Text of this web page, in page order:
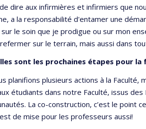
dire aux infirmières et infirmiers que
a la responsabilité d'entamer une
le soin que je prodigue ou sur mon
sur le terrain, mais aussi dans
sont les prochaines étapes pour
planifions plusieurs actions à la
étudiants dans notre Faculté, issus
La co-construction, c’est le point
de mise pour les professeurs aussi!